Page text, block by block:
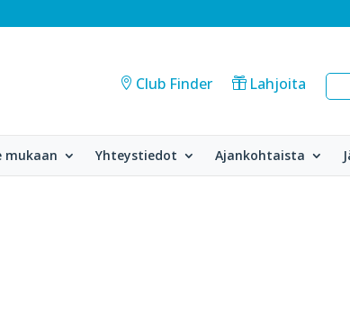
Club Finder Lahjoita
mukaan Yhteystiedot Ajankohtaista